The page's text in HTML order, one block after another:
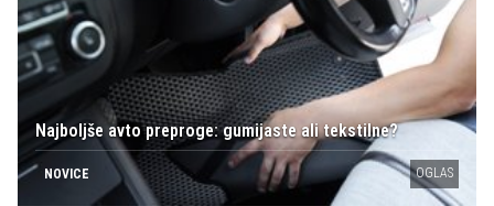
Najboljše avto preproge: gumijaste ali tekstilne?
NOVICE OGLAS